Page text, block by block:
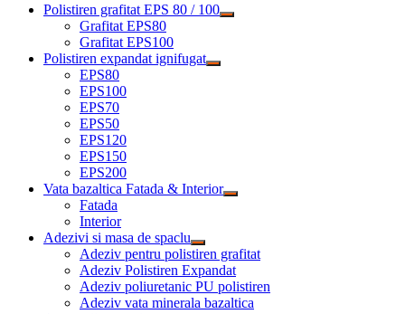
Polistiren grafitat EPS 80 / 100
Grafitat EPS80
Grafitat EPS100
Polistiren expandat ignifugat
EPS80
EPS100
EPS70
EPS50
EPS120
EPS150
EPS200
Vata bazaltica Fatada & Interior
Fatada
Interior
Adezivi si masa de spaclu
Adeziv pentru polistiren grafitat
Adeziv Polistiren Expandat
Adeziv poliuretanic PU polistiren
Adeziv vata minerala bazaltica